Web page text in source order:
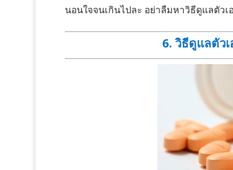
นอนใจจนเกินไปละ อย่าลืมหาวิธีดูแลตัวเ
6. วิธีดูแลตัว